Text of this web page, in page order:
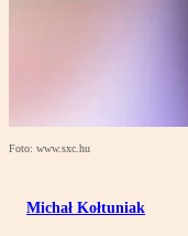
Foto: www.sxc.hu
Michał Kołtuniak